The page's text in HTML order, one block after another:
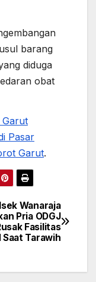
barang
diduga
obat
Pasar
Garut.
Wanaraja
Pria ODGJ
Fasilitas
Saat Tarawih